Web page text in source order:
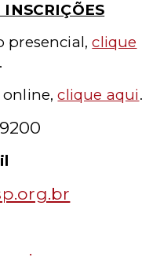
presencial,clique
.
online,clique aqui.